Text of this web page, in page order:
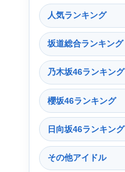
人気ランキング
坂道総合ランキング
乃木坂46ランキング
櫻坂46ランキング
日向坂46ランキング
その他アイドル